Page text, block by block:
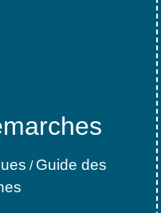
/ Guide des